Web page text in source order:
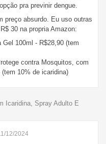
pra previnir dengue.
preço absurdo. Eu uso outras
30 na propria Amazon:
100ml - R$28,90 (tem
contra Mosquitos, com
(tem 10% de icaridina)
Icaridina, Spray Adulto E
12/2024